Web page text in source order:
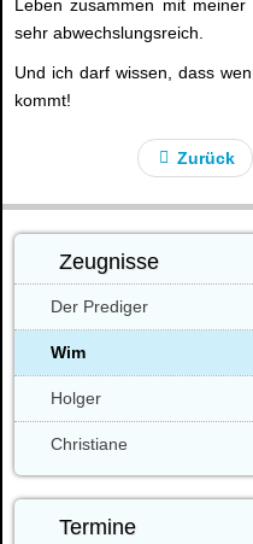
Leben zusammen mit
sehr abwechslungsreich.
Und ich darf wissen, dass
kommt!
Zurück
Zeugnisse
Der Prediger
Wim
Holger
Christiane
Termine